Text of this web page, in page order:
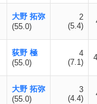
大野 拓弥
(55.0)
2
(5.4)
荻野 極
(55.0)
4
(7.1)
大野 拓弥
(55.0)
3
(4.4)